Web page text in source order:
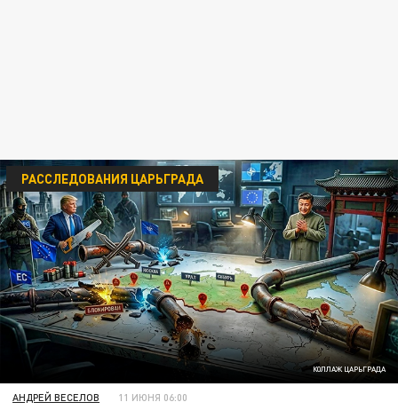
КОЛЛАЖ ЦАРЬГРАДА
РАССЛЕДОВАНИЯ ЦАРЬГРАДА
АНДРЕЙ ВЕСЕЛОВ 11 ИЮНЯ 06:00